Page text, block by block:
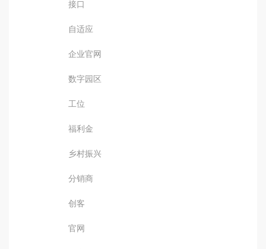
接口
自适应
企业官网
数字园区
工位
福利金
乡村振兴
分销商
创客
官网